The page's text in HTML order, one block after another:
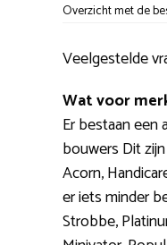
Overzicht met de
Veelgestelde
Wat voor
Er bestaan
bouwers Dit
Acorn,
er iets minder
Strobbe,